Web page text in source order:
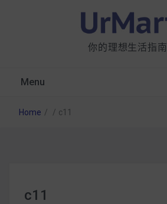
你的理想生活指南
Menu
析：成分、營養價值及其優缺點
Home / / c11
c11